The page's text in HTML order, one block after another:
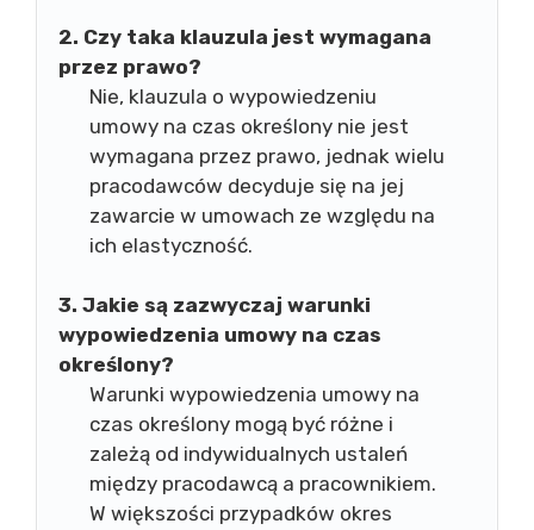
2. Czy taka klauzula jest wymagana
przez prawo?
Nie, klauzula o wypowiedzeniu
umowy na czas określony nie jest
wymagana przez prawo, jednak wielu
pracodawców decyduje się na jej
zawarcie w umowach ze względu na
ich elastyczność.
3. Jakie są zazwyczaj warunki
wypowiedzenia umowy na czas
określony?
Warunki wypowiedzenia umowy na
czas określony mogą być różne i
zależą od indywidualnych ustaleń
między pracodawcą a pracownikiem.
W większości przypadków okres